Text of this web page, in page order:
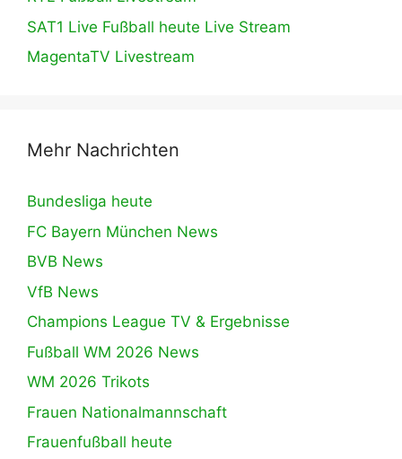
SAT1 Live Fußball heute Live Stream
MagentaTV Livestream
Mehr Nachrichten
Bundesliga heute
FC Bayern München News
BVB News
VfB News
Champions League TV & Ergebnisse
Fußball WM 2026 News
WM 2026 Trikots
Frauen Nationalmannschaft
Frauenfußball heute